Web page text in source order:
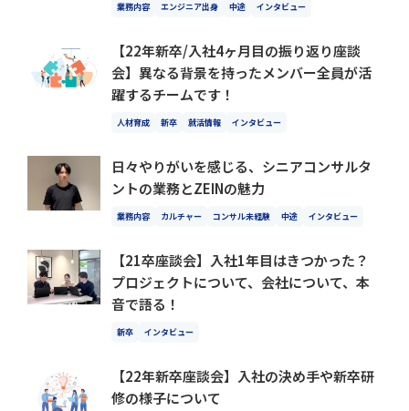
業務内容 エンジニア出身 中途 インタビュー
【22年新卒/入社4ヶ月目の振り返り座談
会】異なる背景を持ったメンバー全員が活
躍するチームです！
人材育成 新卒 就活情報 インタビュー
日々やりがいを感じる、シニアコンサルタ
ントの業務とZEINの魅力
業務内容 カルチャー コンサル未経験 中途 インタビュー
【21卒座談会】入社1年目はきつかった？
プロジェクトについて、会社について、本
音で語る！
新卒 インタビュー
【22年新卒座談会】入社の決め手や新卒研
修の様子について